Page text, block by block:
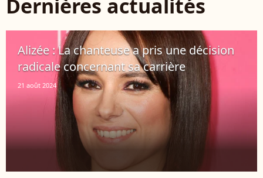
Dernières actualités
Alizée : La chanteuse a pris une décision
radicale concernant sa carrière
21 août 2024